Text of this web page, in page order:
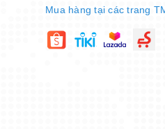
Mua hàng tại các trang